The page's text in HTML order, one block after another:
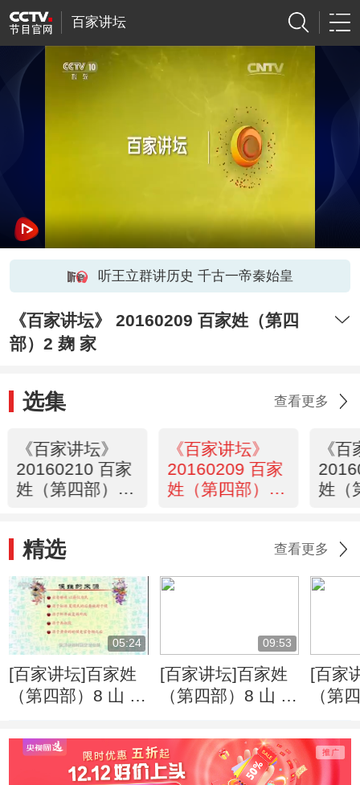
百家讲坛
听王立群讲历史 千古一帝秦始皇
《百家讲坛》 20160209 百家姓（第四
部）2 麹 家
选集 查看更多
《百家讲坛》
20160210 百家
姓（第四部）3
《百家讲坛》
20160209 百家
姓（第四部）2
《
姓（
精选 查看更多
05:24
[百家讲坛]百家姓
（第四部）8 山 谷
09:53
[百家讲坛]百家姓
（第四部）8 山 谷
[百家
（第